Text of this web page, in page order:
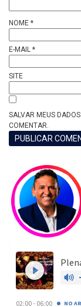
NOME *
E-MAIL *
SITE
SALVAR MEUS
COMENTAR.